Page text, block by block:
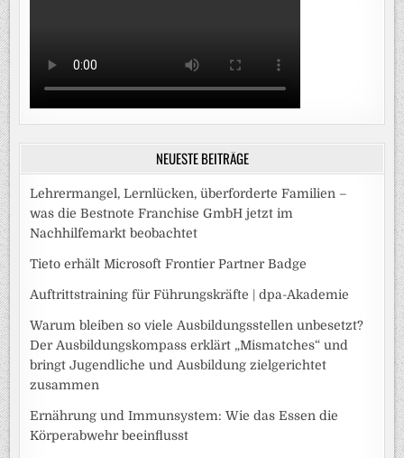
NEUESTE BEITRÄGE
Lehrermangel, Lernlücken, überforderte Familien –
was die Bestnote Franchise GmbH jetzt im
Nachhilfemarkt beobachtet
Tieto erhält Microsoft Frontier Partner Badge
Auftrittstraining für Führungskräfte | dpa-Akademie
Warum bleiben so viele Ausbildungsstellen unbesetzt?
Der Ausbildungskompass erklärt „Mismatches“ und
bringt Jugendliche und Ausbildung zielgerichtet
zusammen
Ernährung und Immunsystem: Wie das Essen die
Körperabwehr beeinflusst